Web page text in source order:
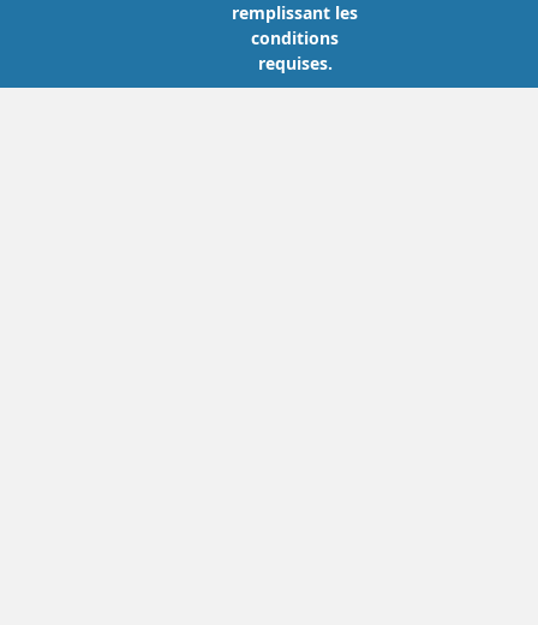
remplissant les
conditions
requises.